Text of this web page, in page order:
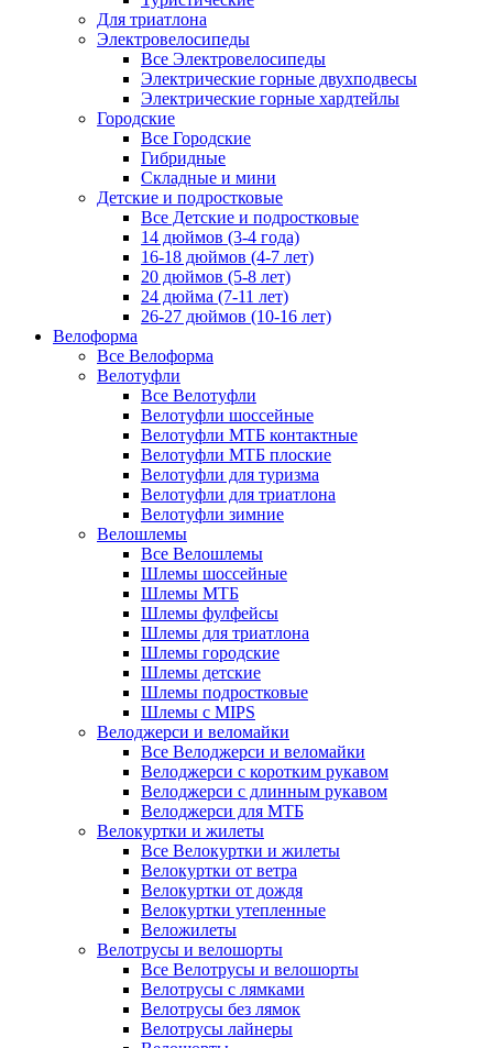
Для триатлона
Электровелосипеды
Все Электровелосипеды
Электрические горные двухподвесы
Электрические горные хардтейлы
Городские
Все Городские
Гибридные
Складные и мини
Детские и подростковые
Все Детские и подростковые
14 дюймов (3-4 года)
16-18 дюймов (4-7 лет)
20 дюймов (5-8 лет)
24 дюйма (7-11 лет)
26-27 дюймов (10-16 лет)
Велоформа
Все Велоформа
Велотуфли
Все Велотуфли
Велотуфли шоссейные
Велотуфли МТБ контактные
Велотуфли МТБ плоские
Велотуфли для туризма
Велотуфли для триатлона
Велотуфли зимние
Велошлемы
Все Велошлемы
Шлемы шоссейные
Шлемы МТБ
Шлемы фулфейсы
Шлемы для триатлона
Шлемы городские
Шлемы детские
Шлемы подростковые
Шлемы с MIPS
Велоджерси и веломайки
Все Велоджерси и веломайки
Велоджерси с коротким рукавом
Велоджерси с длинным рукавом
Велоджерси для МТБ
Велокуртки и жилеты
Все Велокуртки и жилеты
Велокуртки от ветра
Велокуртки от дождя
Велокуртки утепленные
Веложилеты
Велотрусы и велошорты
Все Велотрусы и велошорты
Велотрусы с лямками
Велотрусы без лямок
Велотрусы лайнеры